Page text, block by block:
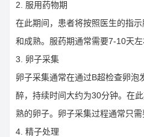
2. 服用药物期
在此期间，患者将按照医生的指
和成熟。服药期通常需要7-10天左
3. 卵子采集
卵子采集通常在通过B超检查卵
醉，持续时间大约为30分钟。在
熟的卵子。卵子采集过程通常只需
4. 精子处理